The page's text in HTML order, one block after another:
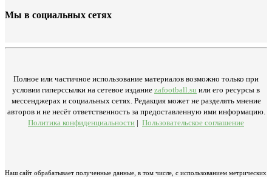
Мы в социальных сетях
Полное или частичное использование материалов возможно только при
условии гиперссылки на сетевое издание zafootball.su или его ресурсы в
мессенджерах и социальных сетях. Редакция может не разделять мнение
авторов и не несёт ответственность за предоставленную ими информацию.
Политика конфиденциальности | Пользовательское соглашение
Наш сайт обрабатывает полученные данные, в том числе, с использованием метрических